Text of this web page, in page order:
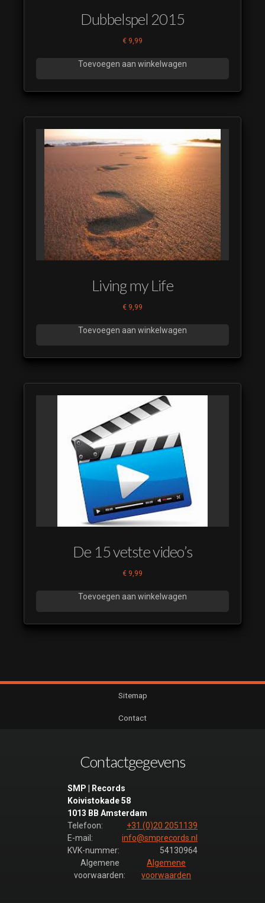
Dubbelspel 2015
€ 9,99
Toevoegen aan winkelwagen
Living my Life
€ 9,99
Toevoegen aan winkelwagen
De 15 vetste video’s
€ 9,99
Toevoegen aan winkelwagen
Sitemap
Contact
Contactgegevens
SMP | Records
Koivistokade 58
1013 BB Amsterdam
Telefoon:
+31 (0)20 2051139
E-mail:
info@smprecords.nl
KVK-nummer:
54130964
Algemene
voorwaarden:
Algemene
voorwaarden